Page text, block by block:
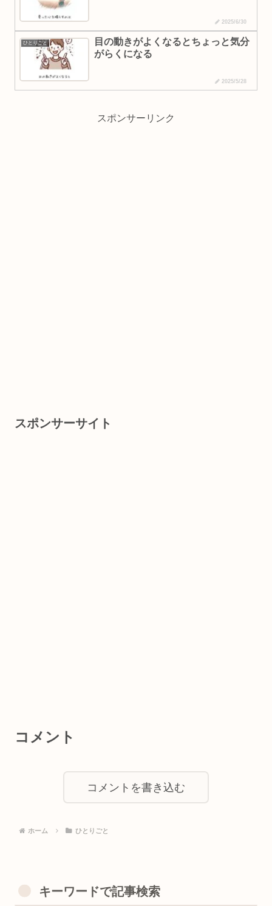
2025/6/30
ひとりごと
目の動きがよくなるとちょっと気分
がらくになる
2025/5/28
スポンサーリンク
スポンサーサイト
コメント
コメントを書き込む
ホーム ひとりごと
キーワードで記事検索